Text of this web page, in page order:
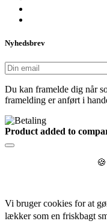
Nyhedsbrev
Du kan framelde dig når
framelding er anført i
Product added to
🍪
Vi bruger cookies for at
lækker som en friskbagt